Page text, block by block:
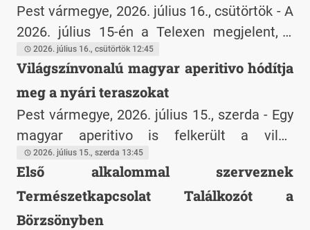
elnevezésű programon.
Pest vármegye, 2026. július 16., csütörtök - A
2026. július 15-én a Telexen megjelent, a
magyar-kínai gazdasági kapcsolatokat érintő
cikk kapcsán a CCTA Magyar-Kínai Kft. és a
Magyar-Kínai Üzletfejlesztési & Inkubációs
Központ (MKÜIK) az alábbi közleményt adja
ki.
2026. július 16., csütörtök 12:45
Világszínvonalú magyar aperitivo hódítja
meg a nyári teraszokat
Pest vármegye, 2026. július 15., szerda - Egy
magyar aperitivo is felkerült a világ
legjobbjai közé: A Rozante Bitter Raspberry
Aperitivo a 2026-os International Wine &
Spirit Competition (IWSC) londoni
világversenyen kiemelkedő, 95 pontos Gold
2026. július 15., szerda 13:45
Első alkalommal szerveznek
Természetkapcsolat Találkozót a
Börzsönyben